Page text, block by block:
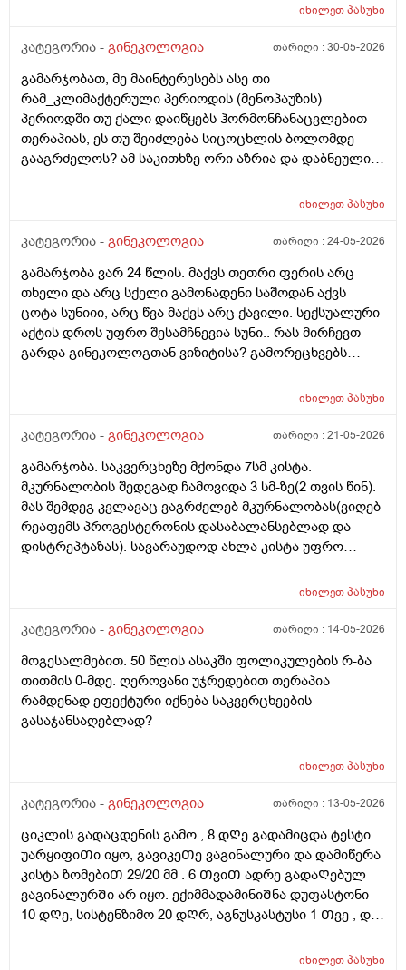
მოქმედებსო,2 კვირის წინ სხვა ქალაქში გავემგვაზრე
გავიკეთე ისევ უარყოფითია. შემდეგი 1 კვირის
განმავლობაში ვერ ვახერხებ მისვლას ექიმთან. არის
რაიმე შანსი ფეხმძიმობის? აზრი აქვს განმეორებით
ტესტს? მენტრუაცია რეგულარული მქონდა ხოლმე28-
30 დღე შუალედი.
იხილეთპასუხი
კატეგორია - გინეკოლოგია თარიღი :30-05-2026
გამარჯობათ, მე მაინტერესებს ასე თი
რამ_კლიმაქტერული პერიოდის (მენოპაუზის)
პერიოდში თუ ქალი დაიწყებს ჰორმონჩანაცვლებით
თერაპიას, ეს თუ შეიძლება სიცოცხლის ბოლომდე
გააგრძელოს? ამ საკითხზე ორი აზრია და დაბნეული
ჰორმონჩანაცვლებითი თერაპია (სიცოცხლის
დაავადებებსა და ალცჰაიმერის რისკს უმცირებს და
სიმსივნურ პროცესებს უწყობს ხელს (საშვილოსნო,
საკვერცხეები და უპირველესად, მკერდი). თუ
შეიძლება, მითხრათ_დიდი მადლობა
გულისხმიერებისთვის!
იხილეთპასუხი
კატეგორია - გინეკოლოგია თარიღი :24-05-2026
გამარჯობა ვარ 24 წლის. მაქვს თეთრი ფერის არც
თხელი და არც სქელი გამონადენი საშოდან აქვს
ცოტა სუნიიი, არც წვა მაქვს არც ქავილი. სექსუალური
აქტის დროს უფრო შესამჩნევია სუნი.. რას მირჩევთ
გარდა გინეკოლოგთან ვიზიტისა? გამორეცხვებს
მაინტერესებს პირიდან ამომდის რაღაცნაირი სუნი
იყოს?
იხილეთპასუხი
კატეგორია - გინეკოლოგია თარიღი :21-05-2026
გამარჯობა. საკვერცხეზე მქონდა 7სმ კისტა.
მკურნალობის შედეგად ჩამოვიდა 3 სმ-ზე(2 თვის წინ).
მას შემდეგ კვლავაც ვაგრძელებ მკურნალობას(ვიღებ
რეაფემს პროგესტერონის დასაბალანსებლად და
დისტრეპტაზას). სავარაუდოდ ახლა კისტა უფრო
ვიზიტი) მსურს აპარატული მასაჟის - ენდოსფერო
კეთდება და ვიბრაციის მეშვეობით აუმჯობესებს
მაინტერესებს, მუცლის არეზე დასაშვებია ეს
პროცედურა?
იხილეთპასუხი
კატეგორია - გინეკოლოგია თარიღი : 14-05-2026
მოგესალმებით. 50 წლის ასაკში ფოლიკულების რ-ბა
თითმის 0-მდე. ღეროვანი უჯრედებით თერაპია
რამდენად ეფექტური იქნება საკვერცხეების
გასაჯანსაღებლად?
იხილეთპასუხი
კატეგორია - გინეკოლოგია თარიღი : 13-05-2026
ციკლის გადაცდენის გამო , 8 დᲦე გადამიცდა ტესტი
უარყიფიᲗი იყო, გავიკეᲗე ვაგინალური და დამიწერა
კისტა ზომებიᲗ 29/20 მმ . 6 ᲗვიᲗ ადრე გადაᲦებულ
ვაგინალურᲨი არ იყო. ექიმმადამინიᲨნა დუფასტონი
10 დᲦე, სისტენზიმო 20 დᲦრ, აგნუსკასტუსი 1 Თვე , და
რამდენადსაყურადᲦებოა და Თუ დაეხმარება ეს
იხილეთპასუხი